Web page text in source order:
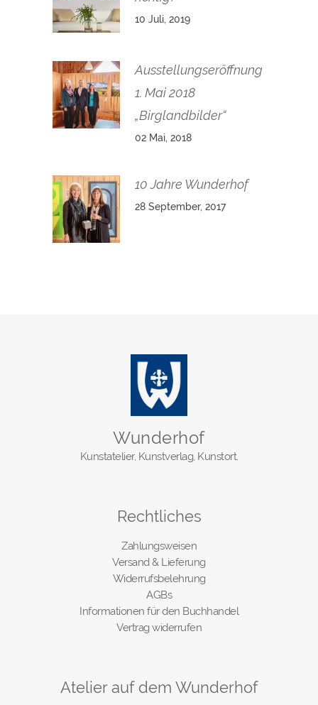
10 Juli, 2019
Ausstellungseröffnung
1. Mai 2018
„Birglandbilder“
02 Mai, 2018
10 Jahre Wunderhof
28 September, 2017
Wunderhof
Kunstatelier, Kunstverlag, Kunstort.
Rechtliches
Zahlungsweisen
Versand & Lieferung
Widerrufsbelehrung
AGBs
Informationen für den Buchhandel
Vertrag widerrufen
Atelier auf dem Wunderhof